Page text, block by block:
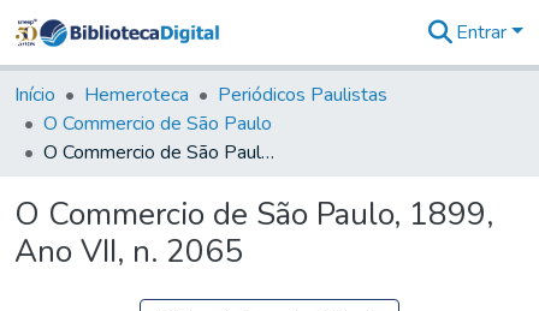
&
Coleções
Tudo na
Biblioteca
Estatísticas
Entrar
Início Hemeroteca
Periódicos Paulistas
O Commercio de São Paulo
O Commercio de São Paulo, 1899, Ano VII, n. 2065
O Commercio de São Paulo, 1899,
Ano VII, n. 2065